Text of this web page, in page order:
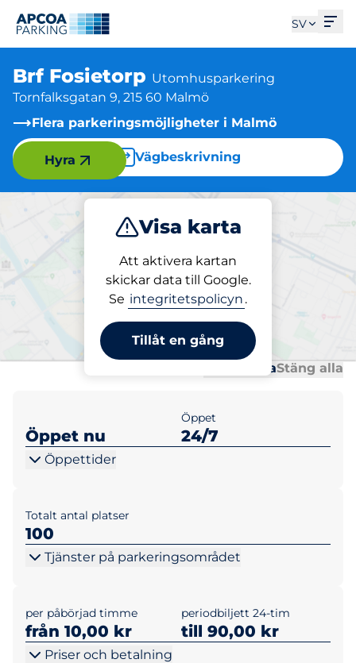
SV
Brf Fosietorp Utomhusparkering
Tornfalksgatan 9, 215 60 Malmö
Flera parkeringsmöjligheter i Malmö
Vägbeskrivning
Visa karta
Att aktivera kartan
skickar data till Google.
Se integritetspolicyn .
Tillåt en gång
Hyra
Parkera Ladda
Parkering på plats
Brf Fosietorp
Öppna allaStäng alla
Öppet nu
Öppet
24/7
Öppettider
Totalt antal platser
100
Tjänster på parkeringsområdet
per påbörjad timme
från 10,00 kr
periodbiljett 24-tim
till 90,00 kr
Priser och betalning